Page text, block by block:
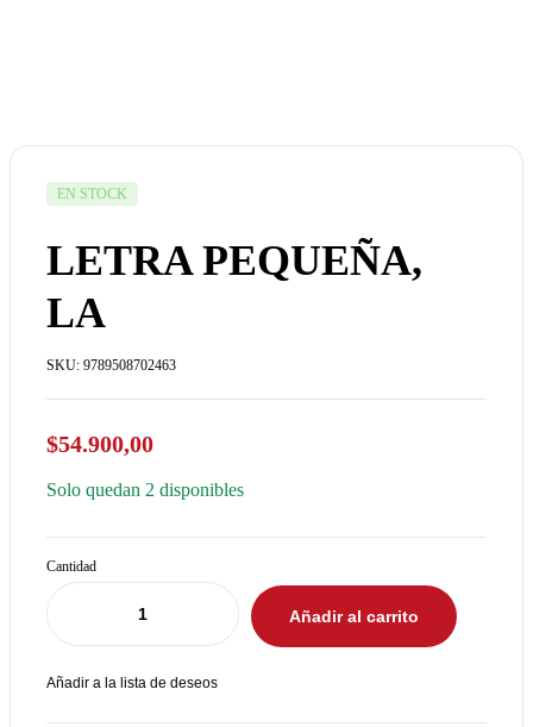
EN STOCK
LETRA PEQUEÑA,
LA
SKU: 9789508702463
$54.900,00
Solo quedan 2 disponibles
Cantidad
Añadir al carrito
Añadir a la lista de deseos